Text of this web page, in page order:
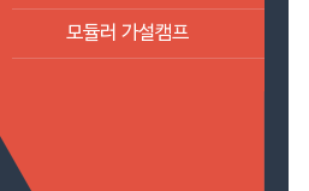
모듈러 가설캠프